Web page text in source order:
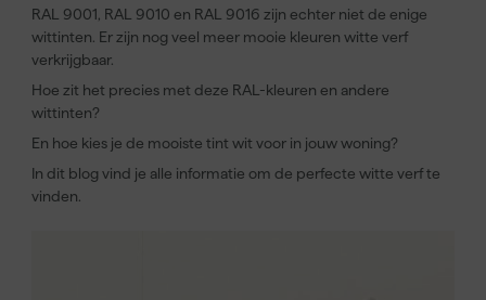
RAL 9001, RAL 9010 en RAL 9016 zijn echter niet de enige
wittinten. Er zijn nog veel meer mooie kleuren witte verf
verkrijgbaar.
Hoe zit het precies met deze RAL-kleuren en andere
wittinten?
En hoe kies je de mooiste tint wit voor in jouw woning?
In dit blog vind je alle informatie om de perfecte witte verf te
vinden.